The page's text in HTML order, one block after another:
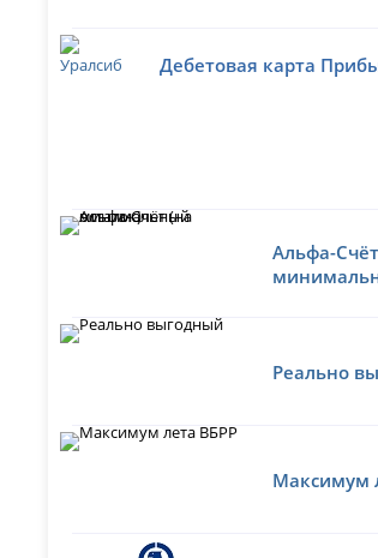
Дебетовая карта
Альфа-
Реально
Максимум